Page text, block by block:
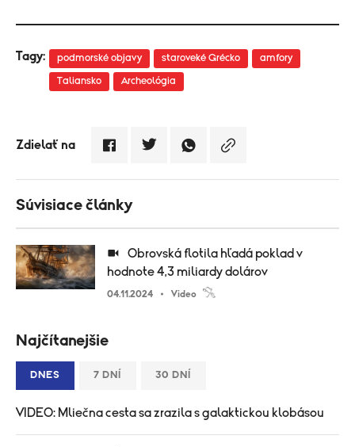
Tagy: podmorské objavy staroveké Grécko amfory
Taliansko Archeológia
Zdielať na
Súvisiace články
hodnote 4,3 miliardy dolárov
04.11.2024 Video
Najčítanejšie
DNES 7 DNÍ 30 DNÍ
VIDEO: Mliečna cesta sa zrazila s galaktickou klobásou